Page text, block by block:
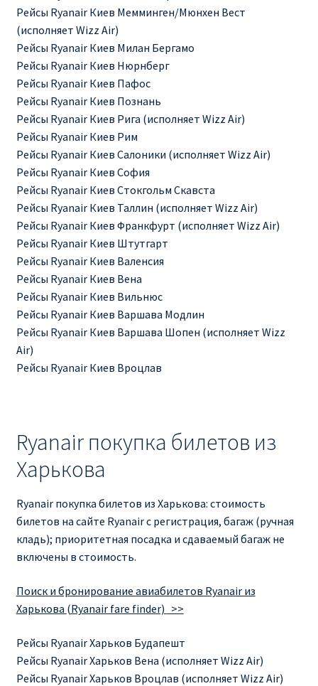
ПРАВИЛА RYANAIR В АЭРОПОРТУ И НА БОРТУ
ПРАВИЛА ПРОВОЗА БАГАЖА RYANAIR
ПУТЕШЕСТВИЕ С ДЕТЬМИ И МЛАДЕНЦАМИ
РЕЙСАМИ RYANAIR
РЕГИСТРАЦИЯ НА РЕЙС И ДОКУМЕНТЫ ДЛЯ
ПУТЕШЕСТВИЯ РЕЙСАМИ RYANAIR
Информация по бронированию билетов Ryanair
КАК НАЙТИ ДЕШЕВЫЙ БИЛЕТ
Кипр
КУПИТЬ АВИАБИЛЕТЫ ДЕШЕВО
Милан
ПРАВИЛА РЕГИСТРАЦИИ
ПРИЛОЖЕНИЕ RYANAIR НА РУССКОМ
ПРОВОЗ БАГАЖА RYANAIR – ПРАВИЛА
РАЙАНЭЙР НА РУССКОМ | КНФТФШК
РЕГИСТРАЦИЯ НА РЕЙС RYANAIR
Рейсы Ryanair Киев Мемминген/Мюнхен Вест
(исполняет Wizz Air)
Рейсы Ryanair Киев Милан Бергамо
Рейсы Ryanair Киев Нюрнберг
Рейсы Ryanair Киев Пафос
Рейсы Ryanair Киев Познань
Рейсы Ryanair Киев Рига (исполняет Wizz Air)
Рейсы Ryanair Киев Рим
Рейсы Ryanair Киев Салоники (исполняет Wizz Air)
Рейсы Ryanair Киев София
Рейсы Ryanair Киев Стокгольм Скавста
Рейсы Ryanair Киев Таллин (исполняет Wizz Air)
Рейсы Ryanair Киев Франкфурт (исполняет Wizz Air)
Рейсы Ryanair Киев Штутгарт
Рейсы Ryanair Киев Валенсия
Рейсы Ryanair Киев Вена
Рейсы Ryanair Киев Вильнюс
Рейсы Ryanair Киев Варшава Модлин
Рейсы Ryanair Киев Варшава Шопен (исполняет Wizz
Air)
Рейсы Ryanair Киев Вроцлав
Ryanair покупка билетов из
Харькова
Ryanair покупка билетов из Харькова: стоимость
билетов на сайте Ryanair с регистрация, багаж (ручная
кладь); приоритетная посадка и сдаваемый багаж не
включены в стоимость.
Поиск и бронирование авиабилетов Ryanair из
Харькова (Ryanair fare finder) >>
Рейсы Ryanair Харьков Будапешт
Рейсы Ryanair Харьков Вена (исполняет Wizz Air)
Рейсы Ryanair Харьков Вроцлав (исполняет Wizz Air)